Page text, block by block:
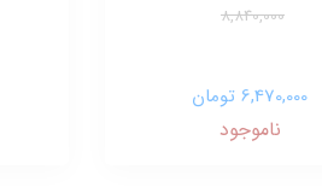
8,840,000
6,470,000 تومان
ناموجود